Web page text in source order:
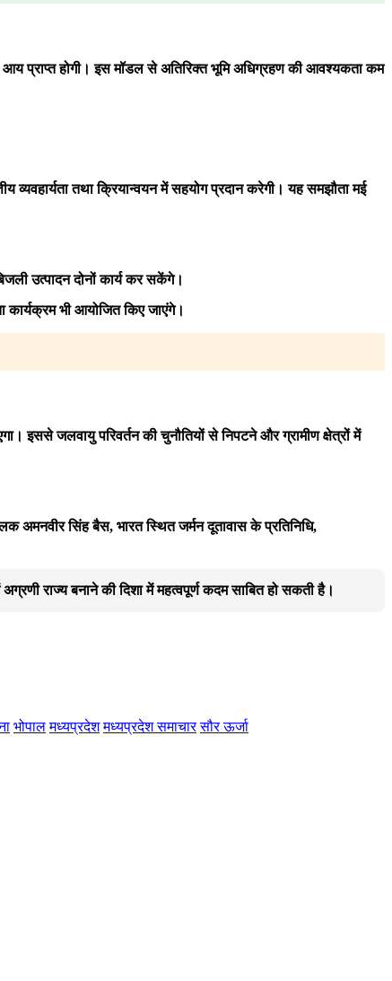
प्राप्त होगी। इस मॉडल से अतिरिक्त भूमि अधिग्रहण की आवश्यकता कम
तथा क्रियान्वयन में सहयोग प्रदान करेगी। यह समझौता मई
उत्पादन दोनों कार्य कर सकेंगे।
कार्यक्रम भी आयोजित किए जाएंगे।
इससे जलवायु परिवर्तन की चुनौतियों से निपटने और ग्रामीण क्षेत्रों में
अमनवीर सिंह बैस, भारत स्थित जर्मन दूतावास के प्रतिनिधि,
राज्य बनाने की दिशा में महत्वपूर्ण कदम साबित हो सकती है।
भोपाल मध्यप्रदेश मध्यप्रदेश समाचार सौर ऊर्जा